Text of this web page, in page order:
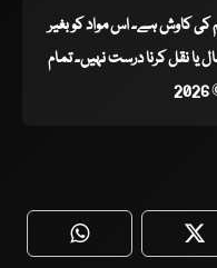
کی کاوش ہے۔ اس مواد کو بغیر
نقل کرنا درست نہیں۔ تمام
WhatsApp